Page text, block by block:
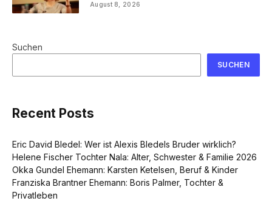
August 8, 2026
Suchen
SUCHEN
Recent Posts
Eric David Bledel: Wer ist Alexis Bledels Bruder wirklich?
Helene Fischer Tochter Nala: Alter, Schwester & Familie 2026
Okka Gundel Ehemann: Karsten Ketelsen, Beruf & Kinder
Franziska Brantner Ehemann: Boris Palmer, Tochter &
Privatleben